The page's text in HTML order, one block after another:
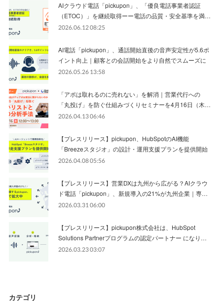
AIクラウド電話「pickupon」、「優良電話事業者認証
（ETOC）」を継続取得ーー電話の品質・安全基準を満…
2026.06.12 08:25
AI電話「pickupon」、通話開始直後の音声安定性が5.6ポ
イント向上｜顧客との会話開始をより自然でスムーズに
2026.05.26 13:58
「アポは取れるのに売れない」を解消｜営業代行への
「丸投げ」を防ぐ仕組みづくりセミナーを4月16日（木…
2026.04.13 06:46
【プレスリリース】pickupon、HubSpotのAI機能
「Breezeスタジオ」の設計・運用支援プランを提供開始
2026.04.08 05:56
【プレスリリース】営業DXは九州から広がる？AIクラウ
ド電話「pickupon」、新規導入の21%が九州企業｜専…
2026.03.31 06:00
【プレスリリース】pickupon株式会社は、HubSpot
Solutions Partnerプログラムの認定パートナー になり…
2026.03.23 03:07
カテゴリ